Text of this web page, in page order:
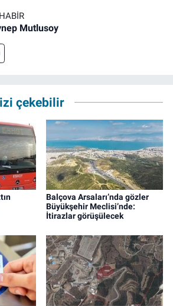
Mutlusoy
çekebilir
Balçova Arsaları’nda gözler
Büyükşehir Meclisi’nde:
İtirazlar görüşülecek